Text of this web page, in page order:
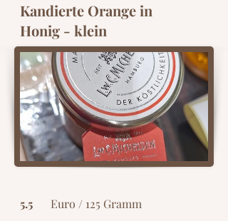
Kandierte Orange in
Honig - klein
5.5 Euro / 125 Gramm